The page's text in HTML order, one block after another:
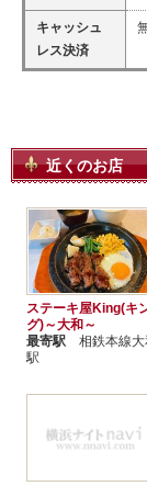
キャッシュ
レス決済
近くのお店
ステーキ屋King(キ
グ)～大和～
最寄駅 相鉄本線大
駅